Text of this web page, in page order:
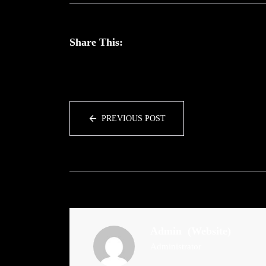
Share This:
PREVIOUS POST